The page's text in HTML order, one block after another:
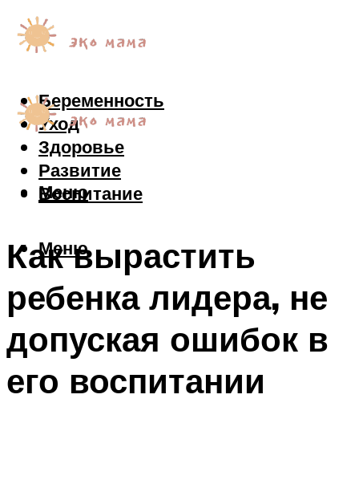
Беременность
Уход
Здоровье
Развитие
Воспитание
Меню
Меню
Как вырастить
ребенка лидера, не
допуская ошибок в
его воспитании